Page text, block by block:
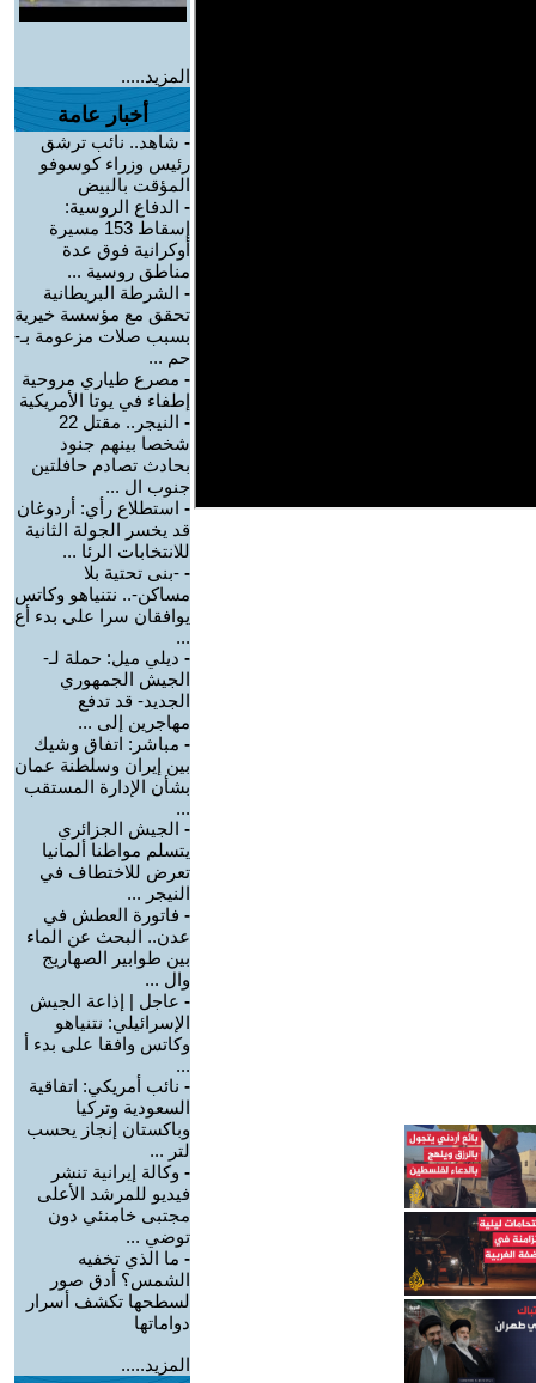
المزيد.....
أخبار عامة
- شاهد.. نائب ترشق
رئيس وزراء كوسوفو
المؤقت بالبيض
- الدفاع الروسية:
إسقاط 153 مسيرة
أوكرانية فوق عدة
مناطق روسية ...
- الشرطة البريطانية
تحقق مع مؤسسة خيرية
بسبب صلات مزعومة بـ-
حم ...
- مصرع طياري مروحية
إطفاء في يوتا الأمريكية
-
النيجر.. مقتل 22
شخصا بينهم جنود
بحادث تصادم حافلتين
جنوب ال ...
- استطلاع رأي: أردوغان
قد يخسر الجولة الثانية
للانتخابات الرئا ...
- -بنى تحتية بلا
مساكن-.. نتنياهو وكاتس
يوافقان سرا على بدء أع
...
- ديلي ميل: حملة لـ-
الجيش الجمهوري
الجديد- قد تدفع
مهاجرين إلى ...
- مباشر: اتفاق وشيك
بين إيران وسلطنة عمان
بشأن الإدارة المستقب
...
- الجيش الجزائري
يتسلم مواطنا ألمانيا
تعرض للاختطاف في
النيجر ...
- فاتورة العطش في
عدن.. البحث عن الماء
بين طوابير الصهاريج
وال ...
- عاجل | إذاعة الجيش
الإسرائيلي: نتنياهو
وكاتس وافقا على بدء أ
...
- نائب أمريكي: اتفاقية
السعودية وتركيا
وباكستان إنجاز يحسب
لتر ...
- وكالة إيرانية تنشر
فيديو للمرشد الأعلى
مجتبى خامنئي دون
توضي ...
- ما الذي تخفيه
الشمس؟ أدق صور
لسطحها تكشف أسرار
دواماتها
المزيد.....